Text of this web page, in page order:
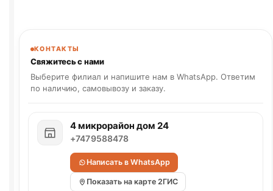
КОНТАКТЫ
Свяжитесь с нами
Выберите филиал и напишите нам в WhatsApp. Ответим
по наличию, самовывозу и заказу.
4 микрорайон дом 24
+7479588478
Написать в WhatsApp
Показать на карте 2ГИС